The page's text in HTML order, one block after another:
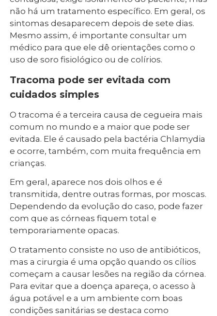
não há um tratamento específico. Em geral, os
sintomas desaparecem depois de sete dias.
Mesmo assim, é importante consultar um
médico para que ele dê orientações como o
uso de soro fisiológico ou de colírios.
Tracoma pode ser evitada com
cuidados simples
O tracoma é a terceira causa de cegueira mais
comum no mundo e a maior que pode ser
evitada. Ele é causado pela bactéria Chlamydia
e ocorre, também, com muita frequência em
crianças.
Em geral, aparece nos dois olhos e é
transmitida, dentre outras formas, por moscas.
Dependendo da evolução do caso, pode fazer
com que as córneas fiquem total e
temporariamente opacas.
O tratamento consiste no uso de antibióticos,
mas a cirurgia é uma opção quando os cílios
começam a causar lesões na região da córnea.
Para evitar que a doença apareça, o acesso à
água potável e a um ambiente com boas
condições sanitárias se destaca como